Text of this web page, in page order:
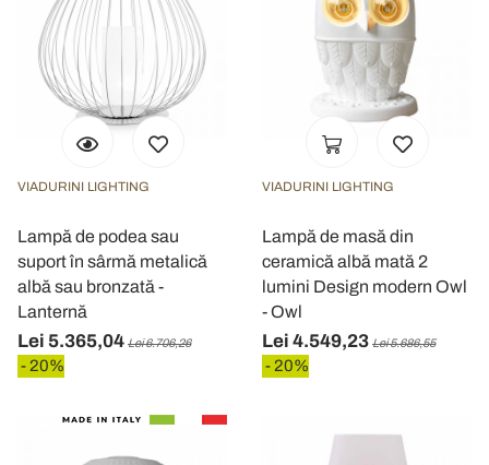
VIADURINI LIGHTING
Lampă de podea sau
suport în sârmă metalică
albă sau bronzată -
Lanternă
Lei 5.365,04 Lei 6.706,26
- 20%
VIADURINI LIGHTING
Lampă de masă din
ceramică albă mată 2
lumini Design modern Owl
- Owl
Lei 4.549,23 Lei 5.686,55
- 20%